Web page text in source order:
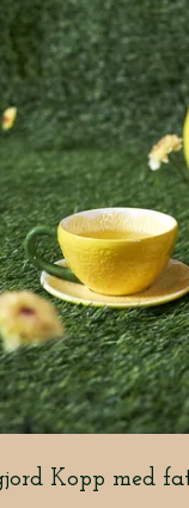
Kopp med